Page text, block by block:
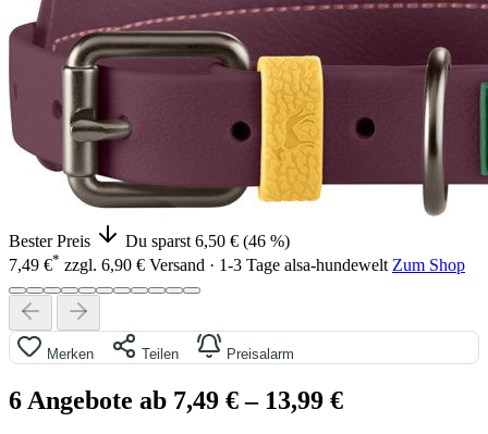
Bester Preis
Du sparst 6,50 € (46 %)
7,49 €* zzgl. 6,90 € Versand · 1-3 Tage alsa-hundewelt Zum Shop
Merken Teilen Preisalarm
6 Angebote ab 7,49 €– 13,99 €